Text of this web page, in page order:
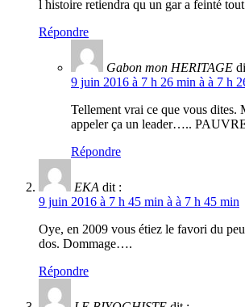
l histoire retiendra qu un gar a feinté
Répondre
Gabon mon HERITAGE
9 juin 2016 à 7 h 26 min à à 7 h
Tellement vrai ce que vous
appeler ça un leader…..
Répondre
EKA dit :
9 juin 2016 à 7 h 45 min à à 7 h 45 min
Oye, en 2009 vous étiez le favori du
dos. Dommage….
Répondre